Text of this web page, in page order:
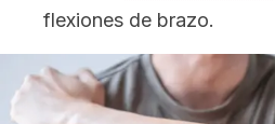
flexiones de brazo.